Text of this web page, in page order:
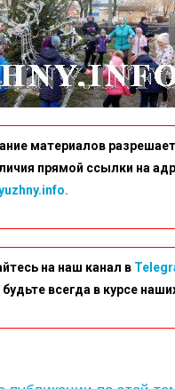
материалов
прямой ссылки на
на наш канал в
будьте всегда в курсе